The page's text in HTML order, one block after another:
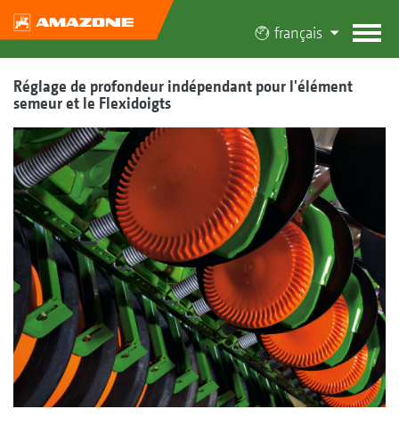
français
Réglage de profondeur indépendant pour l'élément
semeur et le Flexidoigts